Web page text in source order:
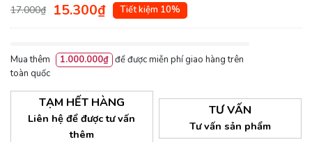
17.000₫ 15.300₫ Tiết kiệm 10%
Mua thêm 1.000.000₫ để được miễn phí giao hàng trên
toàn quốc
TẠM HẾT HÀNG
Liên hệ để được tư vấn
thêm
TƯ VẤN
Tư vấn sản phẩm